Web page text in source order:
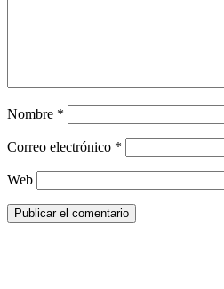
Nombre *
Correo electrónico *
Web